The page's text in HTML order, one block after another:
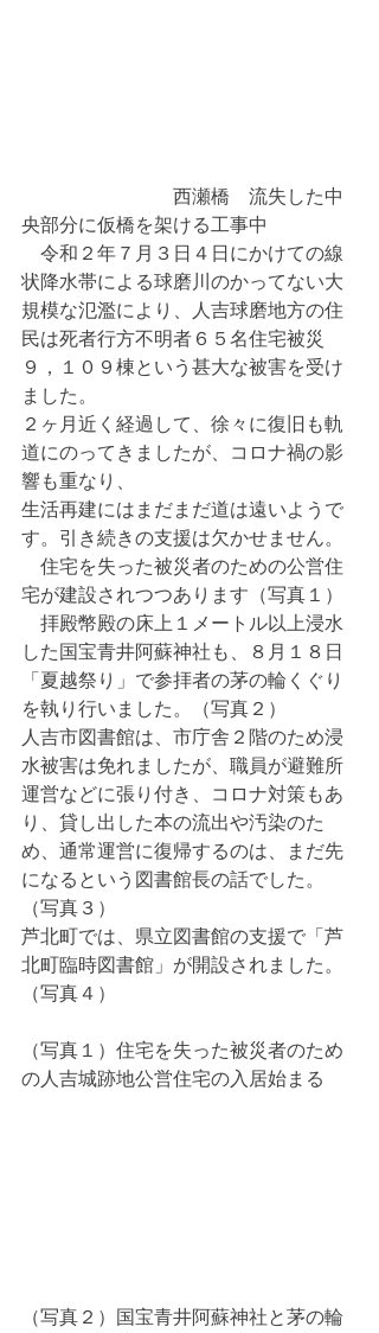
西瀬橋　流失した中
央部分に仮橋を架ける工事中
令和２年７月３日４日にかけての線
状降水帯による球磨川のかってない大
規模な氾濫により、人吉球磨地方の住
民は死者行方不明者６５名住宅被災
９，１０９棟という甚大な被害を受け
ました。
２ヶ月近く経過して、徐々に復旧も軌
道にのってきましたが、コロナ禍の影
響も重なり、
生活再建にはまだまだ道は遠いようで
す。引き続きの支援は欠かせません。
住宅を失った被災者のための公営住
宅が建設されつつあります（写真１）
拝殿幣殿の床上１メートル以上浸水
した国宝青井阿蘇神社も、８月１８日
「夏越祭り」で参拝者の茅の輪くぐり
を執り行いました。（写真２）
人吉市図書館は、市庁舎２階のため浸
水被害は免れましたが、職員が避難所
運営などに張り付き、コロナ対策もあ
り、貸し出した本の流出や汚染のた
め、通常運営に復帰するのは、まだ先
になるという図書館長の話でした。
（写真３）
芦北町では、県立図書館の支援で「芦
北町臨時図書館」が開設されました。
（写真４）
（写真１）住宅を失った被災者のため
の人吉城跡地公営住宅の入居始まる
（写真２）国宝青井阿蘇神社と茅の輪